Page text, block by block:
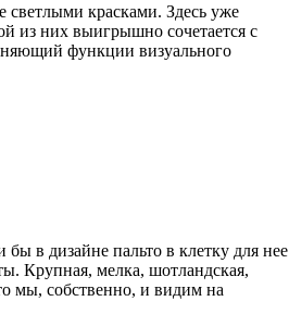
светлыми красками. Здесь уже
из них выигрышно сочетается с
функции визуального
в дизайне пальто в клетку для нее
Крупная, мелка, шотландская,
мы, собственно, и видим на